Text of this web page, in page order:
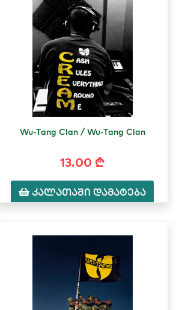
Wu-Tang Clan / Wu-Tang Clan
13.00 ₾
კალათაში დამატება